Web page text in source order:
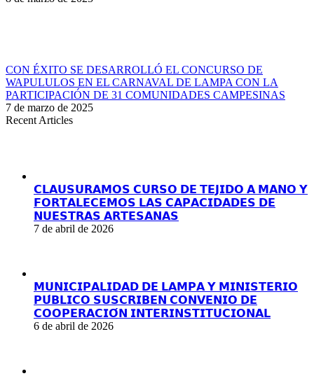
CON ÉXITO SE DESARROLLÓ EL CONCURSO DE
WAPULULOS EN EL CARNAVAL DE LAMPA CON LA
PARTICIPACIÓN DE 31 COMUNIDADES CAMPESINAS
7 de marzo de 2025
Recent Articles
𝗖𝗟𝗔𝗨𝗦𝗨𝗥𝗔𝗠𝗢𝗦 𝗖𝗨𝗥𝗦𝗢 𝗗𝗘 𝗧𝗘𝗝𝗜𝗗𝗢 𝗔 𝗠𝗔𝗡𝗢 𝗬
𝗙𝗢𝗥𝗧𝗔𝗟𝗘𝗖𝗘𝗠𝗢𝗦 𝗟𝗔𝗦 𝗖𝗔𝗣𝗔𝗖𝗜𝗗𝗔𝗗𝗘𝗦 𝗗𝗘
𝗡𝗨𝗘𝗦𝗧𝗥𝗔𝗦 𝗔𝗥𝗧𝗘𝗦𝗔𝗡𝗔𝗦
7 de abril de 2026
𝗠𝗨𝗡𝗜𝗖𝗜𝗣𝗔𝗟𝗜𝗗𝗔𝗗 𝗗𝗘 𝗟𝗔𝗠𝗣𝗔 𝗬 𝗠𝗜𝗡𝗜𝗦𝗧𝗘𝗥𝗜𝗢
𝗣𝗨́𝗕𝗟𝗜𝗖𝗢 𝗦𝗨𝗦𝗖𝗥𝗜𝗕𝗘𝗡 𝗖𝗢𝗡𝗩𝗘𝗡𝗜𝗢 𝗗𝗘
𝗖𝗢𝗢𝗣𝗘𝗥𝗔𝗖𝗜𝗢́𝗡 𝗜𝗡𝗧𝗘𝗥𝗜𝗡𝗦𝗧𝗜𝗧𝗨𝗖𝗜𝗢𝗡𝗔𝗟
6 de abril de 2026